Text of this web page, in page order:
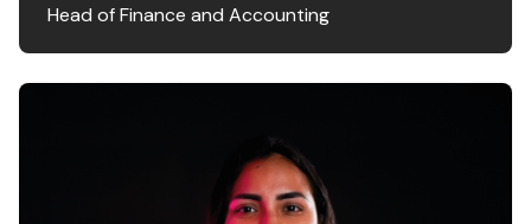
Head of Finance and Accounting